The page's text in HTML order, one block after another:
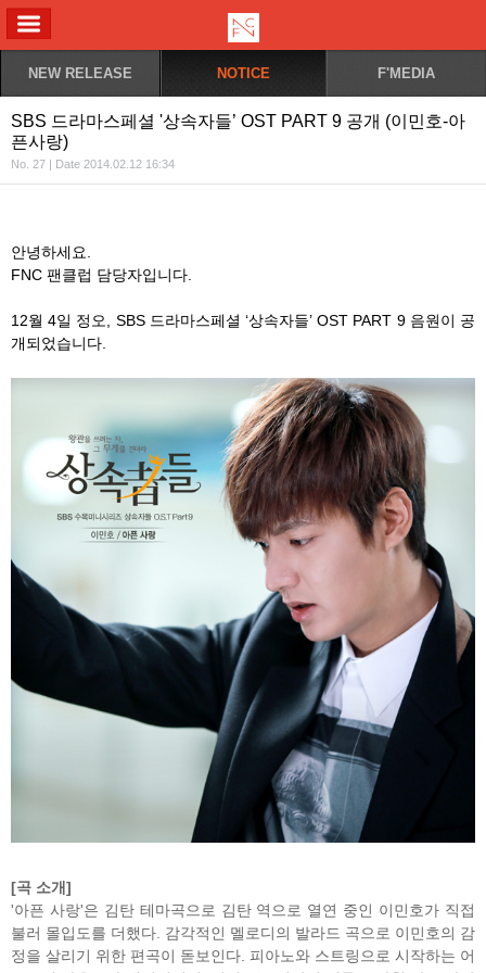
NEW RELEASE NOTICE F'MEDIA
SBS 드라마스페셜 '상속자들’ OST PART 9 공개 (이민호-아
픈사랑)
No. 27 | Date 2014.02.12 16:34
안녕하세요.
FNC 팬클럽 담당자입니다.
12월 4일 정오, SBS 드라마스페셜 ‘상속자들’ OST PART 9 음원이 공
개되었습니다.
[곡 소개]
'아픈 사랑'은 김탄 테마곡으로 김탄 역으로 열연 중인 이민호가 직접
불러 몰입도를 더했다. 감각적인 멜로디의 발라드 곡으로 이민호의 감
정을 살리기 위한 편곡이 돋보인다. 피아노와 스트링으로 시작하는 어